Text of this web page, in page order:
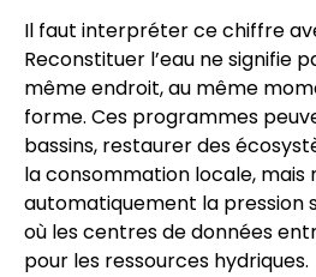
Il faut interpréter ce chiffre
Reconstituer l’eau ne signifie
même endroit, au même
forme. Ces programmes
bassins, restaurer des
la consommation locale, mais
automatiquement la pression
où les centres de données
pour les ressources hydriques.